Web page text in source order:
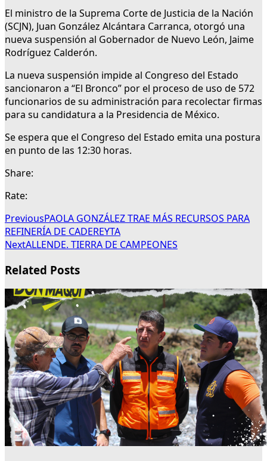
El ministro de la Suprema Corte de Justicia de la Nación
(SCJN), Juan González Alcántara Carranca, otorgó una
nueva suspensión al Gobernador de Nuevo León, Jaime
Rodríguez Calderón.
La nueva suspensión impide al Congreso del Estado
sancionaron a “El Bronco” por el proceso de uso de 572
funcionarios de su administración para recolectar firmas
para su candidatura a la Presidencia de México.
Se espera que el Congreso del Estado emita una postura
en punto de las 12:30 horas.
Share:
Rate:
PreviousPAOLA GONZÁLEZ TRAE MÁS RECURSOS PARA
REFINERÍA DE CADEREYTA
NextALLENDE. TIERRA DE CAMPEONES
Related Posts